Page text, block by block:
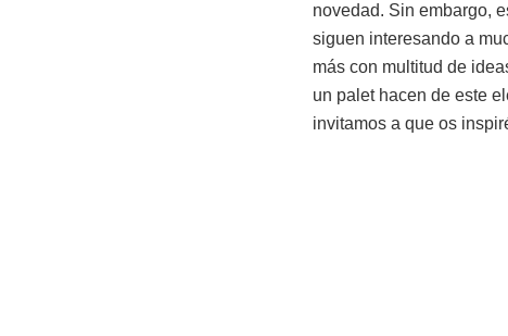
novedad. Sin embargo,
siguen interesando a
más con multitud de
un palet hacen de este
invitamos a que os